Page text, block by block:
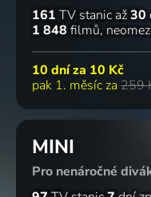
161 TV stanic až30
1 848 filmů
10 dní za 10 Kč
pak 1. měsíc za 259
MINI
Pro nenáročné